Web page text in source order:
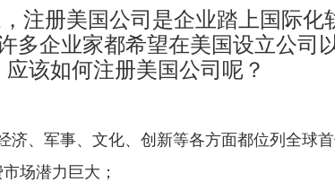
美国公司是企业踏上国际化
多企业家都希望在美国设立公司
应该如何注册美国公司呢？
、军事、文化、创新等各方面都位列全球首
场潜力巨大；